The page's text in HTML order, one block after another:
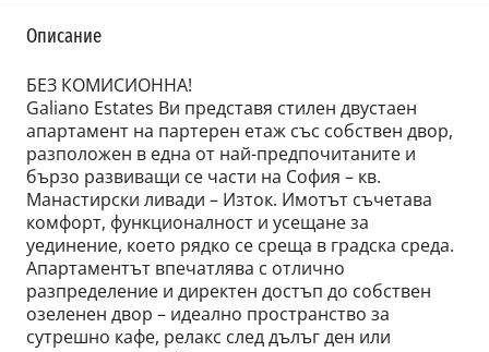
Описание
БЕЗ КОМИСИОННА!
Galiano Еstates Ви представя стилен двустаен
апартамент на партерен етаж със собствен двор,
разположен в една от най-предпочитаните и
бързо развиващи се части на София – кв.
Манастирски ливади – Изток. Имотът съчетава
комфорт, функционалност и усещане за
уединение, което рядко се среща в градска среда.
Апартаментът впечатлява с отлично
разпределение и директен достъп до собствен
озеленен двор – идеално пространство за
сутрешно кафе, релакс след дълъг ден или